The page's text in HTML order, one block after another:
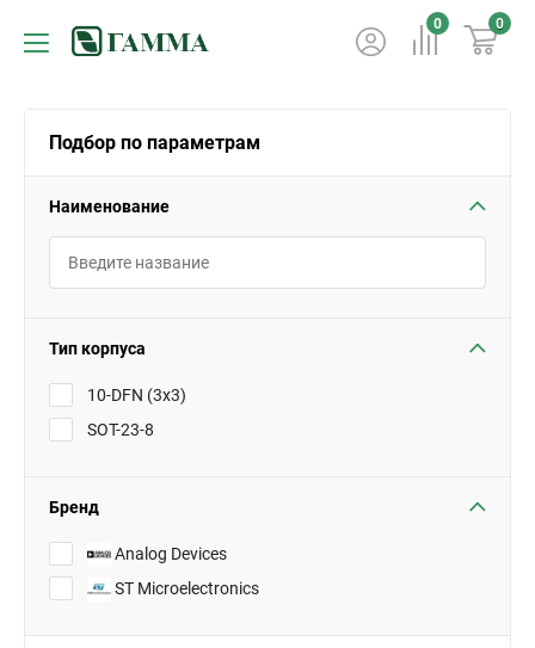
0 0
Подбор по параметрам
Наименование
Тип корпуса
10-DFN (3x3)
SOT-23-8
Бренд
Analog Devices
ST Microelectronics